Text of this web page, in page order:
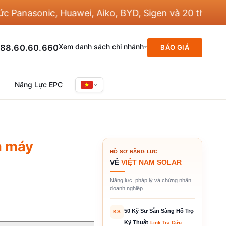
Huawei, Aiko, BYD, Sigen và 20 thương hiệu
Xem danh sách chi nhánh BÁO GIÁ
Năng Lực EPC
máy
HỒ SƠ NĂNG LỰC
VỀ VIỆT NAM SOLAR
Năng lực, pháp lý và chứng nhận
doanh nghiệp
KS
50 Kỹ Sư Sẵn Sàng Hỗ Trợ
Kỹ Thuật Link Tra Cứu